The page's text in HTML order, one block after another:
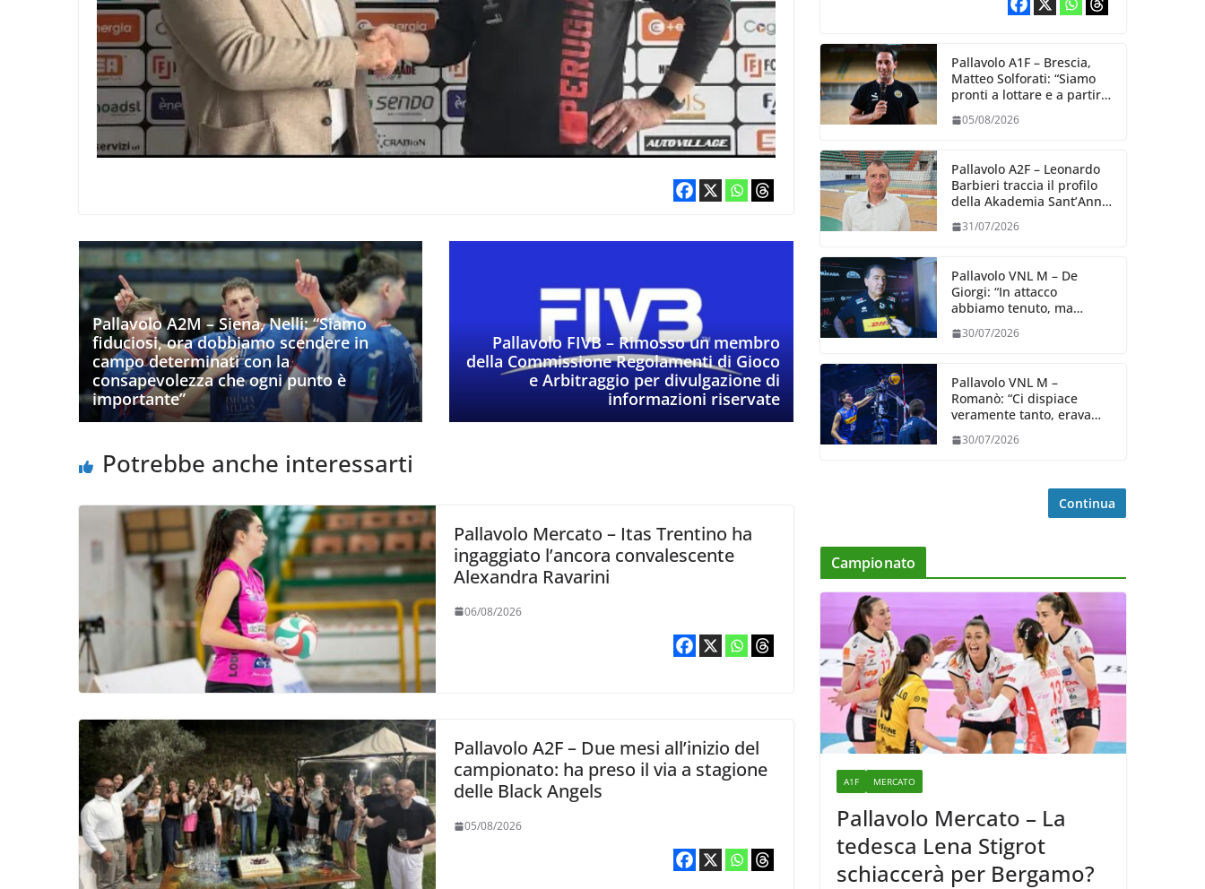
Pallavolo A2M – Siena, Nelli: “Siamo
fiduciosi, ora dobbiamo scendere in
campo determinati con la
consapevolezza che ogni punto è
importante”
Pallavolo FIVB – Rimosso un membro
della Commissione Regolamenti di Gioco
e Arbitraggio per divulgazione di
informazioni riservate
Potrebbe anche interessarti
Pallavolo Mercato – Itas Trentino ha
ingaggiato l’ancora convalescente
Alexandra Ravarini
06/08/2026
Pallavolo A2F – Due mesi all’inizio del
campionato: ha preso il via a stagione
delle Black Angels
05/08/2026
Pallavolo A1F – Brescia,
Matteo Solforati: “Siamo
pronti a lottare e a partire
giorno”
05/08/2026
Pallavolo A2F – Leonardo
Barbieri traccia il profilo
della Akademia Sant’Anna
31/07/2026
Pallavolo VNL M – De
Giorgi: “In attacco
abbiamo tenuto, ma
dalla prestazione in
30/07/2026
Pallavolo VNL M –
Romanò: “Ci dispiace
veramente tanto, eravamo
impareremo”
30/07/2026
Continua
Campionato
A1F MERCATO
Pallavolo Mercato – La
tedesca Lena Stigrot
schiaccerà per Bergamo?